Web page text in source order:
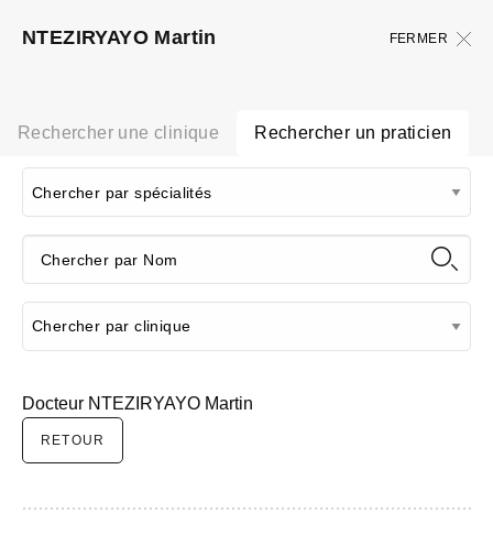
FERMER
NTEZIRYAYO Martin
Rechercher une clinique Rechercher un praticien
Docteur NTEZIRYAYO Martin
RETOUR